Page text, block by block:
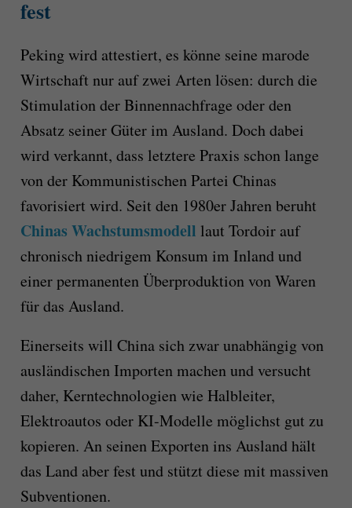
fest
Peking wird attestiert, es könne seine marode
Wirtschaft nur auf zwei Arten lösen: durch die
Stimulation der Binnennachfrage oder den
Absatz seiner Güter im Ausland. Doch dabei
wird verkannt, dass letztere Praxis schon lange
von der Kommunistischen Partei Chinas
favorisiert wird. Seit den 1980er Jahren beruht
Chinas Wachstumsmodell laut Tordoir auf
chronisch niedrigem Konsum im Inland und
einer permanenten Überproduktion von Waren
für das Ausland.
Einerseits will China sich zwar unabhängig von
ausländischen Importen machen und versucht
daher, Kerntechnologien wie Halbleiter,
Elektroautos oder KI-Modelle möglichst gut zu
kopieren. An seinen Exporten ins Ausland hält
das Land aber fest und stützt diese mit massiven
Subventionen.